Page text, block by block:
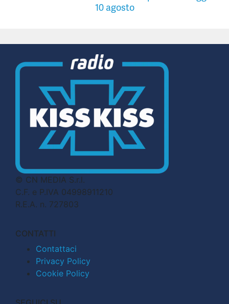
10 agosto
© CN MEDIA S.r.l.
C.F. e P.IVA 04998911210
R.E.A. n. 727803
CONTATTI
Contattaci
Privacy Policy
Cookie Policy